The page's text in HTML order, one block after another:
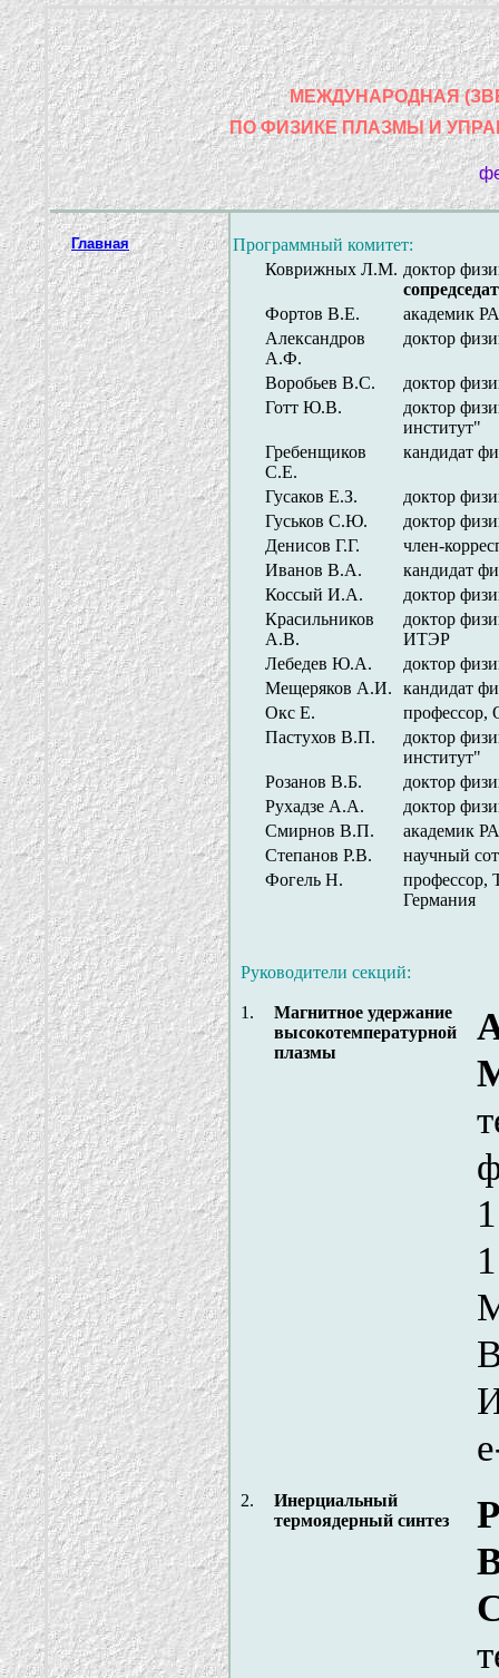
МЕЖДУНАРОДНАЯ
ПО ФИЗИКЕ ПЛАЗМЫ И
Главная
Программный комитет:
Коврижных Л.М. доктор
Фортов В.Е.
академик
Александров
А.Ф.
доктор
Воробьев В.С.
доктор
Готт Ю.В.
доктор
институт"
Гребенщиков
С.Е.
кандидат
Гусаков Е.З.
доктор
Гуськов С.Ю.
доктор
Денисов Г.Г.
член-
Иванов В.А.
кандидат
Коссый И.А.
доктор
Красильников
А.В.
доктор
ИТЭР
Лебедев Ю.А.
доктор
Мещеряков А.И.
кандидат
Окс Е.
профессор,
Пастухов В.П.
доктор
институт"
Розанов В.Б.
доктор
Рухадзе А.А.
доктор
Смирнов В.П.
академик
Степанов Р.В.
научный
Фогель Н.
профессор,
Германия
Руководители секций:
1.
Магнитное удержание
высокотемпературной
плазмы
2.
Инерциальный
термоядерный синтез